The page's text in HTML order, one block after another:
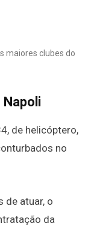
maiores clubes do
de helicóptero,
no
de atuar, o
da